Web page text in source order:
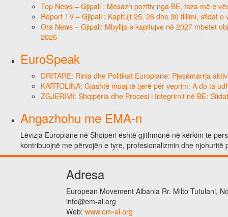
Top News – Gjipali : Mesazh pozitiv nga BE, faza më e
Report TV – Gjipali : Kapitujt 25, 26 dhe 30 fillimi, sfidat
Ora News – Gjipali: Mbyllja e kapitujve në 2027 mbetet
2026
EuroSpeak
DRITARE: Rinia dhe Politikat Europiane: Pjesëmarrja
KARTOLINA: Gjashtë muaj të tjerë për veprim: A do ta
ZGJERIMI: Shqipëria dhe Procesi i Integrimit në BE:
Angazhohu me EMA-n
Lëvizja Europiane në Shqipëri është gjithmonë në kërkim të
kontribuojnë me përvojën e tyre, profesionalizmin dhe
Adresa
European Movement Albania Rr. Milto Tutulani,
info@em-al.org
Web: www.em-al.org